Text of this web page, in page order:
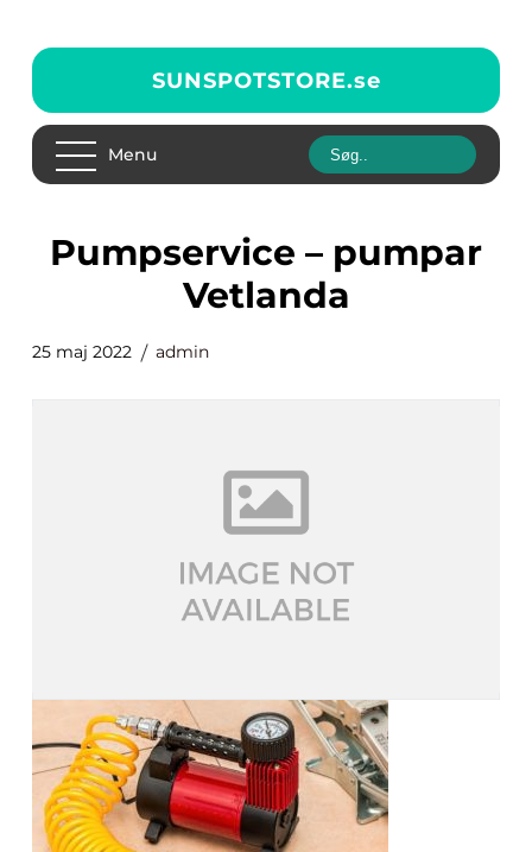
SUNSPOTSTORE.se
Menu
pumpservice – pumpar
Vetlanda
25 maj 2022 admin